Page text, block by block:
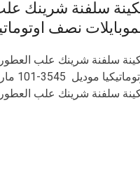
سلفنة شرينك
نصف
سلفنة شرينك علب
سلفنة شرينك علب